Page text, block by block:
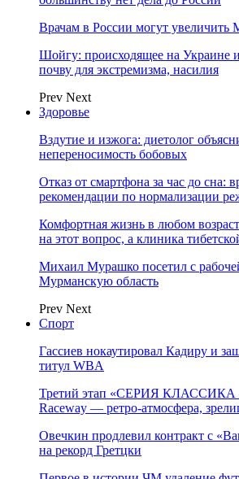
Врачам в России могут
Шойгу: происходящее на Украине
почву для экстремизма, насилия
Prev Next
Здоровье
Вздутие и изжога: диетолог
непереносимость бобовых
Отказ от смартфона за час до сна:
рекомендации по нормализации
Комфортная жизнь в любом
на этот вопрос, а клиника
Михаил Мурашко посетил с
Мурманскую область
Prev Next
Спорт
Гассиев нокаутировал Кадиру и
титул WBA
Третий этап «СЕРИЯ КЛАССИКА
Raceway — ретро‑атмосфера,
Овечкин продлевил контракт с
на рекорд Гретцки